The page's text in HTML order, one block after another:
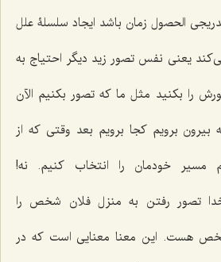
الحصول زمان باشد ایجاد سلسلۀ علل
یعنی نفس تصور زید دیگر احتیاج به
را بکنید مثل ما که تصور بکنیم الآن
بیرون برویم کجا برویم بعد وقتی که از
مسیر خودمان را انتخاب کنیم. نه!
تصور رفتن به منزل فلان شخص را
هست. این معنا معنایی است که در